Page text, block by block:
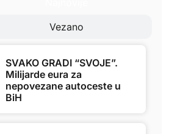
Vezano
SVAKO GRADI “SVOJE”.
Milijarde eura za
nepovezane autoceste u
BiH